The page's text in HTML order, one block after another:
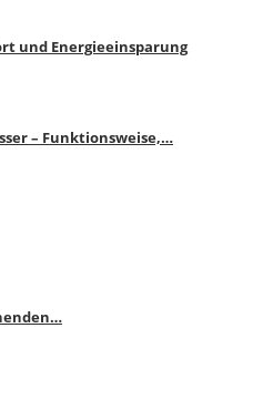
und Energieeinsparung
– Funktionsweise,…